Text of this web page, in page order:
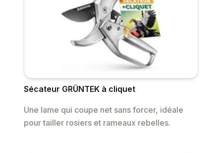
Sécateur GRÜNTEK à cliquet
Une lame qui coupe net sans forcer, idéale
pour tailler rosiers et rameaux rebelles.